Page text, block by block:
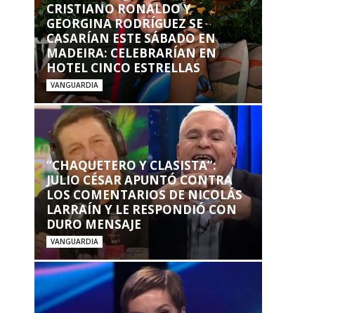
CRISTIANO RONALDO Y
GEORGINA RODRÍGUEZ SE
CASARÍAN ESTE SÁBADO EN
MADEIRA: CELEBRARÍAN EN
HOTEL CINCO ESTRELLAS
VANGUARDIA
“CHAQUETERO Y CLASISTA”:
JULIO CÉSAR APUNTÓ CONTRA
LOS COMENTARIOS DE NICOLÁS
LARRAÍN Y LE RESPONDIÓ CON
DURO MENSAJE
VANGUARDIA